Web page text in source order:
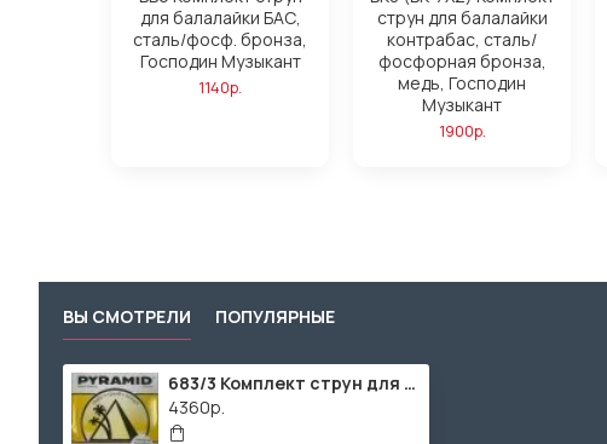
для балалайки БАС,
сталь/фосф. бронза,
Господин Музыкант
1140р.
струн для балалайки
контрабас, сталь/
фосфорная бронза,
медь, Господин
Музыкант
1900р.
ВЫ СМОТРЕЛИ ПОПУЛЯРНЫЕ
683/3 Комплект струн для балалайки контрабас, Pyramid
4360р.